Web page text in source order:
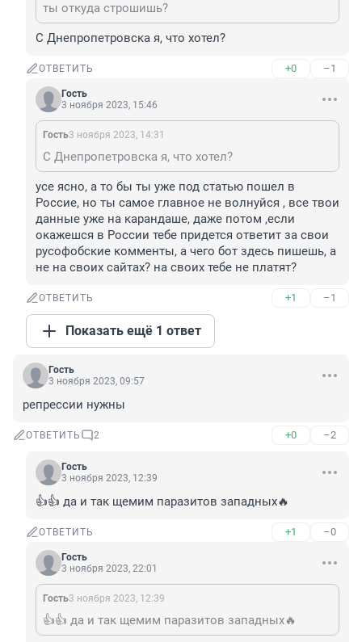
ты откуда строшишь?
С Днепропетровска я, что хотел?
ОТВЕТИТЬ +0 –1
Гость
3 ноября 2023, 15:46
Гость3 ноября 2023, 14:31
С Днепропетровска я, что хотел?
усе ясно, а то бы ты уже под статью пошел в
Россие, но ты самое главное не волнуйся , все твои
данные уже на карандаше, даже потом ,если
окажешся в России тебе придется ответит за свои
русофобские комменты, а чего бот здесь пишешь, а
не на своих сайтах? на своих тебе не платят?
ОТВЕТИТЬ +1 –1
Показать ещё 1 ответ
Гость
3 ноября 2023, 09:57
репрессии нужны
ОТВЕТИТЬ 2 +0 –2
Гость
3 ноября 2023, 12:39
👍👍 да и так щемим паразитов западных🔥
ОТВЕТИТЬ +1 –0
Гость
3 ноября 2023, 22:01
Гость3 ноября 2023, 12:39
👍👍 да и так щемим паразитов западных🔥